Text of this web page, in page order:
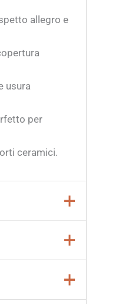
allegro e
usura
per
ceramici.
potrai